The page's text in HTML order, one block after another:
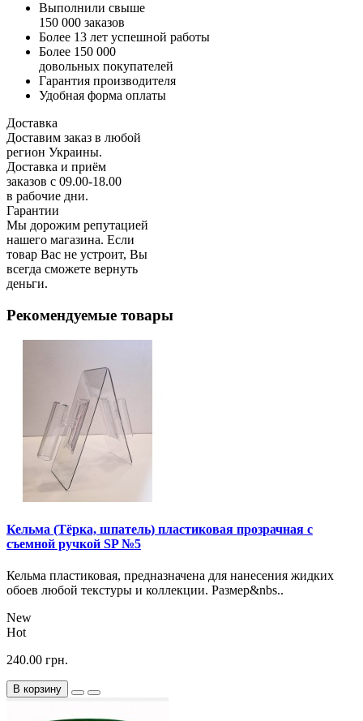
Выполнили свыше
150 000 заказов
Более 13 лет успешной работы
Более 150 000
довольных покупателей
Гарантия производителя
Удобная форма оплаты
Доставка
Доставим заказ в любой
регион Украины.
Доставка и приём
заказов с 09.00-18.00
в рабочие дни.
Гарантии
Мы дорожим репутацией
нашего магазина. Если
товар Вас не устроит, Вы
всегда сможете вернуть
деньги.
Рекомендуемые товары
Кельма (Тёрка, шпатель) пластиковая прозрачная с
съемной ручкой SP №5
Кельма пластиковая, предназначена для нанесения жидких
обоев любой текстуры и коллекции. Размер&nbs..
New
Hot
240.00 грн.
В корзину